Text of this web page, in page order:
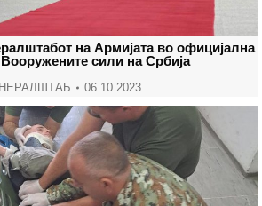
на Армијата во официјална
Вооружените сили на Србија
06.10.2023